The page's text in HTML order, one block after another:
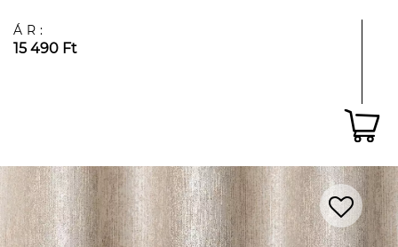
ÁR:
15 490 Ft